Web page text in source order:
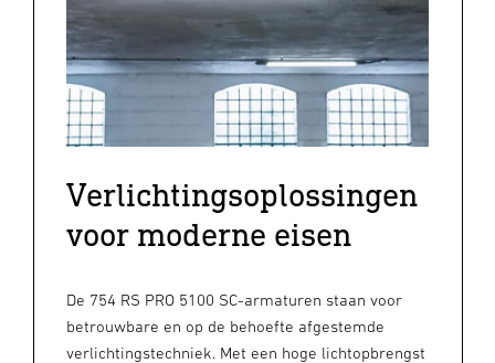
Verlichtingsoplossingen
voor moderne eisen
De 754 RS PRO 5100 SC-armaturen staan voor
betrouwbare en op de behoefte afgestemde
verlichtingstechniek. Met een hoge lichtopbrengst